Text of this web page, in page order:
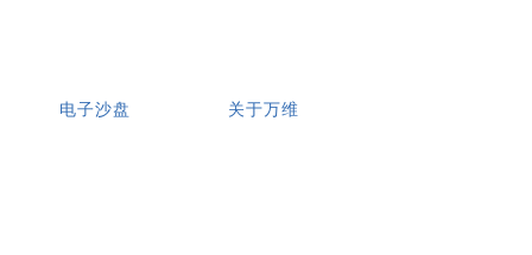
电子沙盘 关于万维